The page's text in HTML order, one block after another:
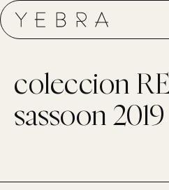
coleccion
sassoon 2019